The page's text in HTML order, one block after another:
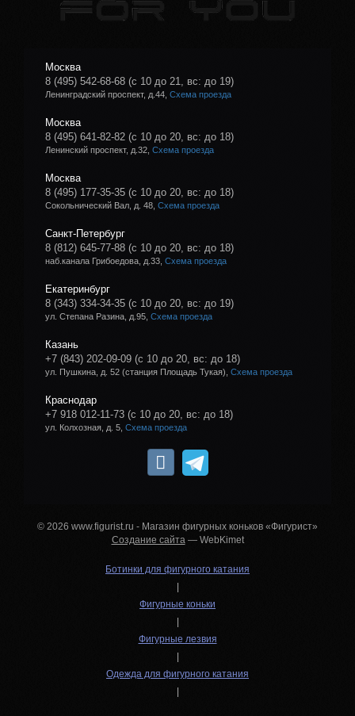
Москва
8 (495) 542-68-68 (с 10 до 21, вс: до 19)
Ленинградский проспект, д.44, Схема проезда
Москва
8 (495) 641-82-82 (с 10 до 20, вс: до 18)
Ленинский проспект, д.32, Схема проезда
Москва
8 (495) 177-35-35 (с 10 до 20, вс: до 18)
Сокольнический Вал, д. 48, Схема проезда
Санкт-Петербург
8 (812) 645-77-88 (с 10 до 20, вс: до 18)
наб.канала Грибоедова, д.33, Схема проезда
Екатеринбург
8 (343) 334-34-35 (с 10 до 20, вс: до 19)
ул. Степана Разина, д.95, Схема проезда
Казань
+7 (843) 202-09-09 (с 10 до 20, вс: до 18)
ул. Пушкина, д. 52 (станция Площадь Тукая), Схема проезда
Краснодар
+7 918 012-11-73 (с 10 до 20, вс: до 18)
ул. Колхозная, д. 5, Схема проезда
© 2026 www.figurist.ru - Магазин фигурных коньков «Фигурист»
Создание сайта— WebKimet
Ботинки для фигурного катания
Фигурные коньки
Фигурные лезвия
Одежда для фигурного катания